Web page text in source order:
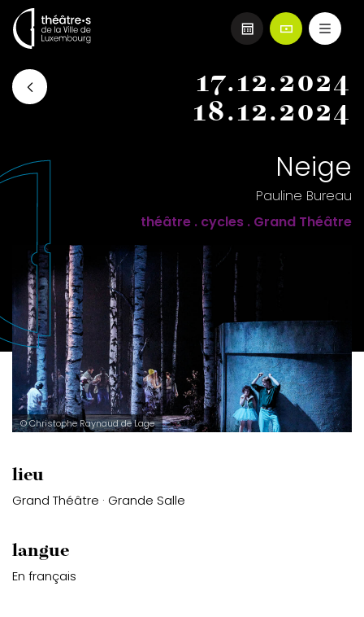
Aller
au
contenu
17.12.2024
18.12.2024
Neige
Pauline Bureau
théâtre . cycles . Grand Théâtre
© Christophe Raynaud de Lage
lieu
Grand Théâtre · Grande Salle
langue
En français